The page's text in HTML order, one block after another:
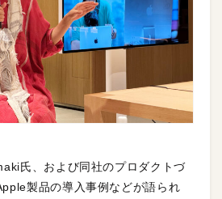
氏、および同社のプロダクトづ
製品の導入事例などが語られ